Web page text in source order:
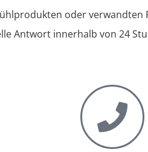
oder
Antwort innerhalb von 24